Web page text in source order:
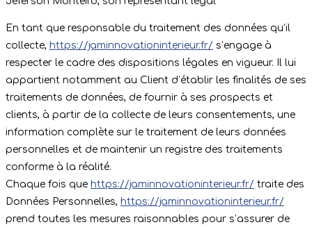
En tant que responsable du traitement des données qu’il
collecte, https://jaminnovationinterieur.fr/ s’engage à
respecter le cadre des dispositions légales en vigueur. Il lui
appartient notamment au Client d’établir les finalités de ses
traitements de données, de fournir à ses prospects et
clients, à partir de la collecte de leurs consentements, une
information complète sur le traitement de leurs données
personnelles et de maintenir un registre des traitements
conforme à la réalité.
Chaque fois que https://jaminnovationinterieur.fr/ traite des
Données Personnelles, https://jaminnovationinterieur.fr/
prend toutes les mesures raisonnables pour s’assurer de